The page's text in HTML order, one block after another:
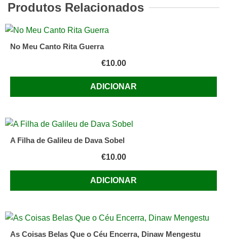
Thomas
Mann
Produtos Relacionados
No Meu Canto Rita Guerra
€10.00
ADICIONAR
A Filha de Galileu de Dava Sobel
€10.00
ADICIONAR
As Coisas Belas Que o Céu Encerra, Dinaw Mengestu